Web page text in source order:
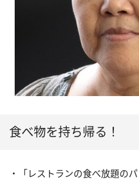
食べ物を持ち帰る！
・「レストランの食べ放題の